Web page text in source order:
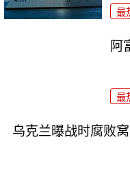
最
阿
最
乌克兰曝战时腐败